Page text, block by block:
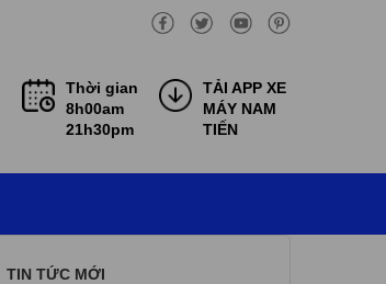
Thời gian
8h00am
21h30pm
TẢI APP XE
MÁY NAM
TIẾN
TIN TỨC MỚI